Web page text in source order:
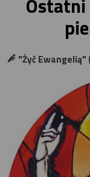
"Żyć Ewangelią"